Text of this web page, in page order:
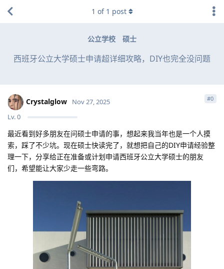
公立学校 硕士
西班牙公立大学硕士申请超详细攻略，DIY也完全没问题
1 of 1 post
Crystalglow
Lv.0
Nov 27, 2025 #0
最近看到好多朋友在问硕士申请的事，想起来我当年也是一个人摸
索，踩了不少坑。现在硕士快读完了，就想把自己的DIY申请经验整
理一下，分享给正在准备或计划申请西班牙公立大学硕士的朋友
们，希望能让大家少走一些弯路。